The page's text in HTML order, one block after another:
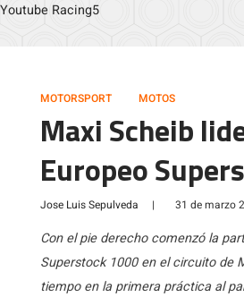
Youtube Racing5
MOTORSPORT MOTOS
Maxi Scheib
Europeo
Jose Luis Sepulveda | 31 de marzo
Con el pie derecho comenzó la
Superstock 1000 en el circuito de
tiempo en la primera práctica al